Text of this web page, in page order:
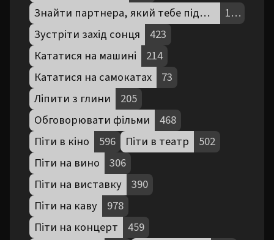
Знайти партнера, який тебе підтримує
190
Зустріти захід сонця
423
Кататися на машині
214
Кататися на самокатах
73
Ліпити з глини
205
Обговорювати фільми
468
Піти в кіно
596 Піти в театр
502
Піти на вино
306
Піти на виставку
390
Піти на каву
978
Піти на концерт
459